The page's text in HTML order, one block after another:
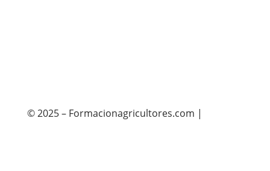
© 2025 – Formacionagricultores.com |